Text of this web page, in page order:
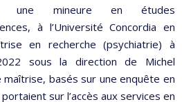
une mineure en études
à l’Université Concordia en
en recherche (psychiatrie) à
sous la direction de Michel
basés sur une enquête en
sur l’accès aux services en